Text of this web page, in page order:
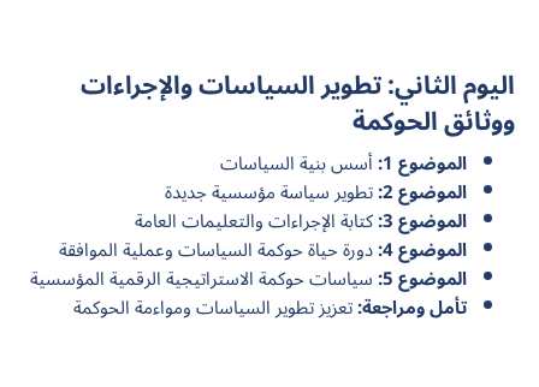
اليوم الثاني: تطوير السياسات والإجراءات
ووثائق الحوكمة
الموضوع 1: أسس بنية السياسات
الموضوع 2: تطوير سياسة مؤسسية جديدة
الموضوع 3: كتابة الإجراءات والتعليمات العامة
الموضوع 4: دورة حياة حوكمة السياسات وعملية الموافقة
الموضوع 5: سياسات حوكمة الاستراتيجية الرقمية المؤسسية
تأمل ومراجعة:تعزيز تطوير السياسات ومواءمة الحوكمة